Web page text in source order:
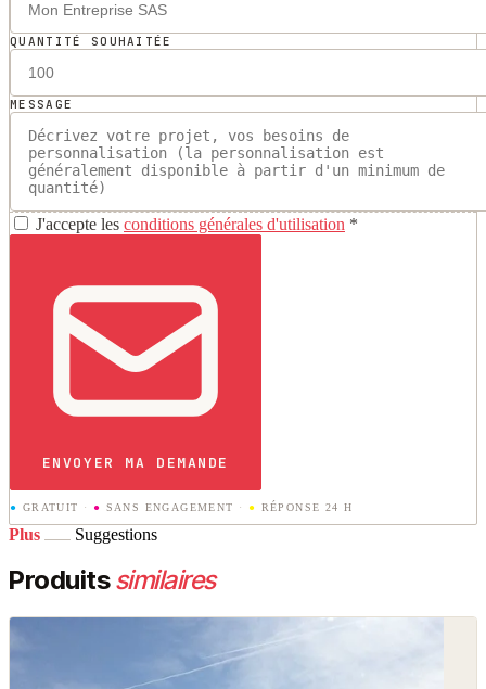
QUANTITÉ SOUHAITÉE
MESSAGE
J'accepte les conditions générales d'utilisation *
ENVOYER MA DEMANDE
● GRATUIT · ● SANS ENGAGEMENT · ● RÉPONSE 24 H
Plus Suggestions
Produitssimilaires